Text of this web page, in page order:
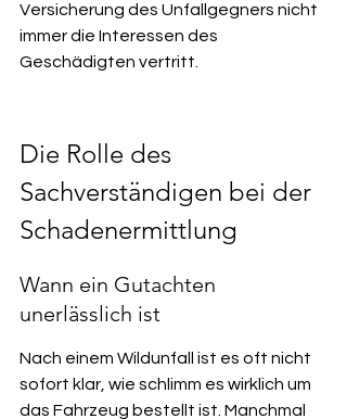
Versicherung des Unfallgegners nicht
immer die Interessen des
Geschädigten vertritt.
Die Rolle des
Sachverständigen bei der
Schadenermittlung
Wann ein Gutachten
unerlässlich ist
Nach einem Wildunfall ist es oft nicht
sofort klar, wie schlimm es wirklich um
das Fahrzeug bestellt ist. Manchmal